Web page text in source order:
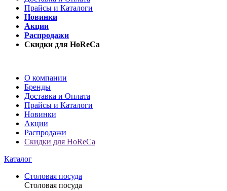
Прайсы и Каталоги
Новинки
Акции
Распродажи
Скидки для HoReCa
О компании
Бренды
Доставка и Оплата
Прайсы и Каталоги
Новинки
Акции
Распродажи
Скидки для HoReCa
Каталог
Столовая посуда
Столовая посуда